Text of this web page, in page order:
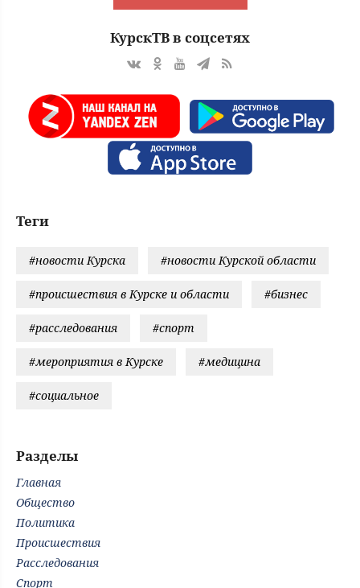
КурскТВ в соцсетях
Теги
#новости Курска #новости Курской области
#происшествия в Курске и области #бизнес
#расследования #спорт
#мероприятия в Курске #медицина
#социальное
Разделы
Главная
Общество
Политика
Происшествия
Расследования
Спорт